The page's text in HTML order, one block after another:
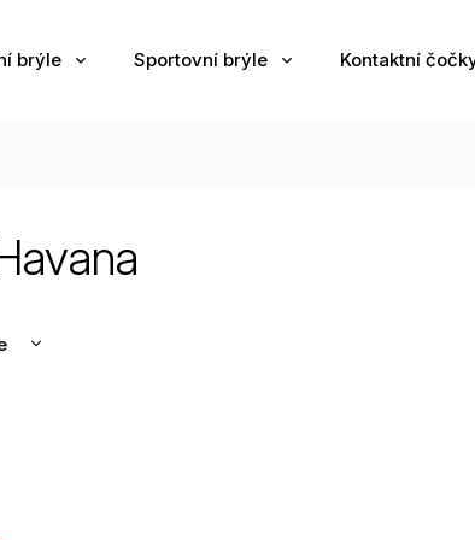
brýle Sportovní brýle Kontaktní